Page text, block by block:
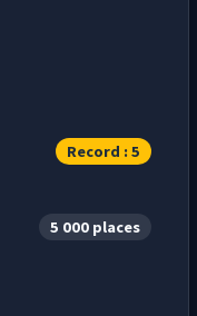
Record : 5
5 000 places